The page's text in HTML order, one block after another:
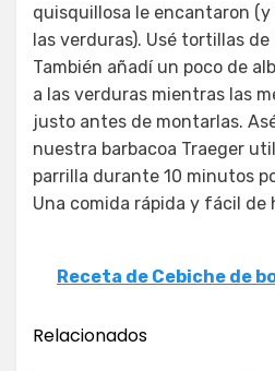
quisquillosa le encantaron
las verduras). Usé tortillas
También añadí un poco de
a las verduras mientras las
justo antes de montarlas.
nuestra barbacoa Traeger
parrilla durante 10 minutos
Una comida rápida y fácil de
Receta de Cebiche de
Relacionados